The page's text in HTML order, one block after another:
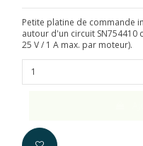
Petite platine de commande
autour d'un circuit SN754410
25 V / 1 A max. par moteur).